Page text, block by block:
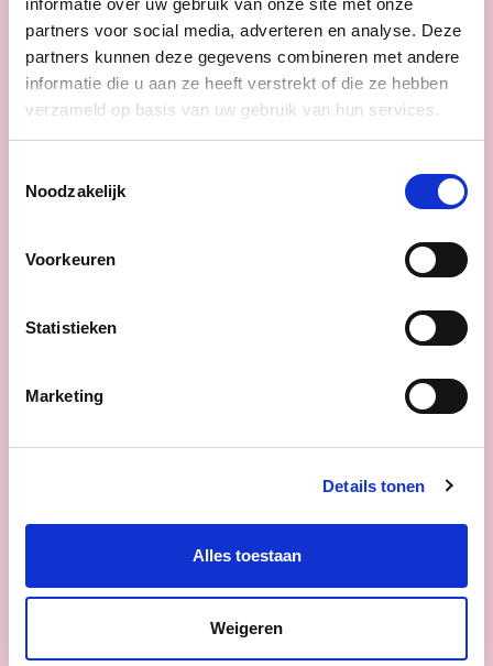
partners voor social media, adverteren en analyse. Deze
partners kunnen deze gegevens combineren met andere
informatie die u aan ze heeft verstrekt of die ze hebben
verzameld op basis van uw gebruik van hun services.
Noodzakelijk
Voorkeuren
Statistieken
Marketing
Details tonen
Alles toestaan
Weigeren
cd&v maakt het verschil
voor mantelzorgers: minder
drempels, meer
ondersteuning en meer
Mantelzorgers zijn de stille helden van
valt heel ons zorgsysteem in elkaar.
Als
mantelzorgers daarom niet alleen meer
erkenning en respect in woorden, maar